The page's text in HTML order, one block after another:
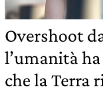
Overshoot
l’umanità
che la Terra